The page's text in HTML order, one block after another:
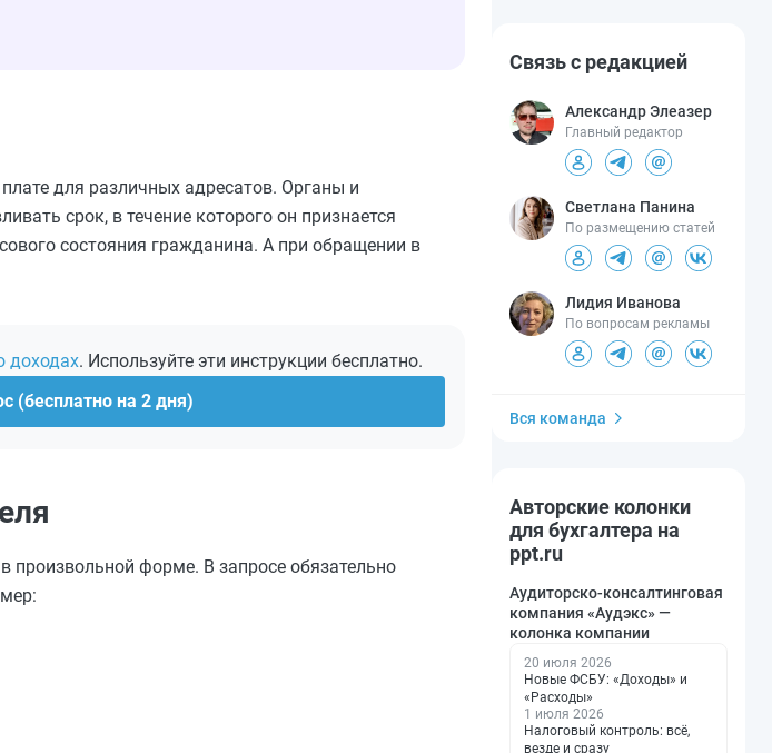
для различных адресатов. Органы и
срок, в течение которого он признается
состояния гражданина. А при обращении в
доходах. Используйте эти инструкции бесплатно.
(бесплатно на 2 дня)
произвольной форме. В запросе обязательно
Связь с редакцией
Александр Элеазер
Главный редактор
Светлана Панина
По размещению статей
Лидия Иванова
По вопросам рекламы
Вся команда
Авторские колонки
для бухгалтера на
ppt.ru
Аудиторско-консалтинговая
компания «Аудэкс» —
колонка компании
20 июля 2026
Новые ФСБУ: «Доходы» и
«Расходы»
1 июля 2026
Налоговый контроль: всё,
везде и сразу